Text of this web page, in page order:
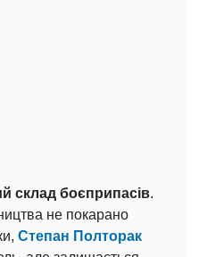
склад боєприпасів.
не покарано
Степан Полторак